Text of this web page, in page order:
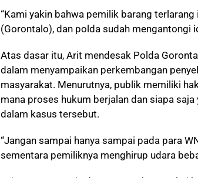
“Kami yakin bahwa pemilik barang terlarang
(Gorontalo), dan polda sudah mengantongi
Atas dasar itu, Arit mendesak Polda
dalam menyampaikan perkembangan
masyarakat. Menurutnya, publik memiliki
mana proses hukum berjalan dan siapa
dalam kasus tersebut.
“Jangan sampai hanya sampai pada para
sementara pemiliknya menghirup udara